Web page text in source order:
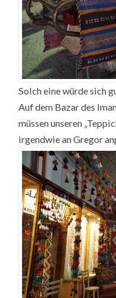
Solch eine würde sich
Auf dem Bazar des
müssen unseren
irgendwie an Gregor